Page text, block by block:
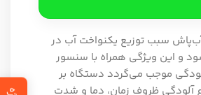
سبب توزیع یکنواخت آب در
و این ویژگی همراه با سنسور
موجب می‌گردد دستگاه بر
ظروف زمان، دما و شدت